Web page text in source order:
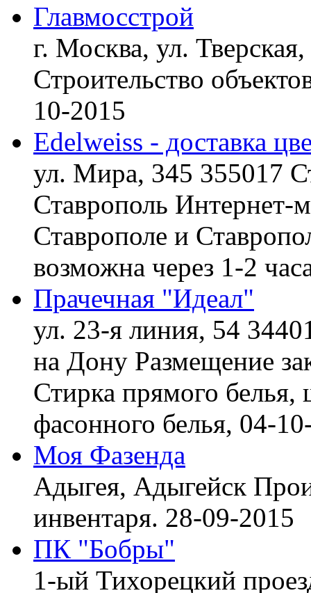
Главмосстрой
г. Москва, ул.
Строительство
10-2015
Edelweiss - доставка
ул. Мира, 345 355017
Ставрополь Интернет-
Ставрополе и
возможна через 1-2
Прачечная "Идеал"
ул. 23-я линия, 54
на Дону Размещение
Стирка прямого
фасонного белья, 04-
Моя Фазенда
Адыгея, Адыгейск
инвентаря. 28-09-2015
ПК "Бобры"
1-ый Тихорецкий